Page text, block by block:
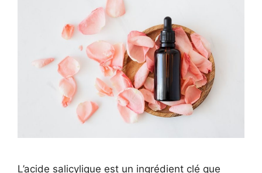
L’acide salicylique est un ingrédient clé que